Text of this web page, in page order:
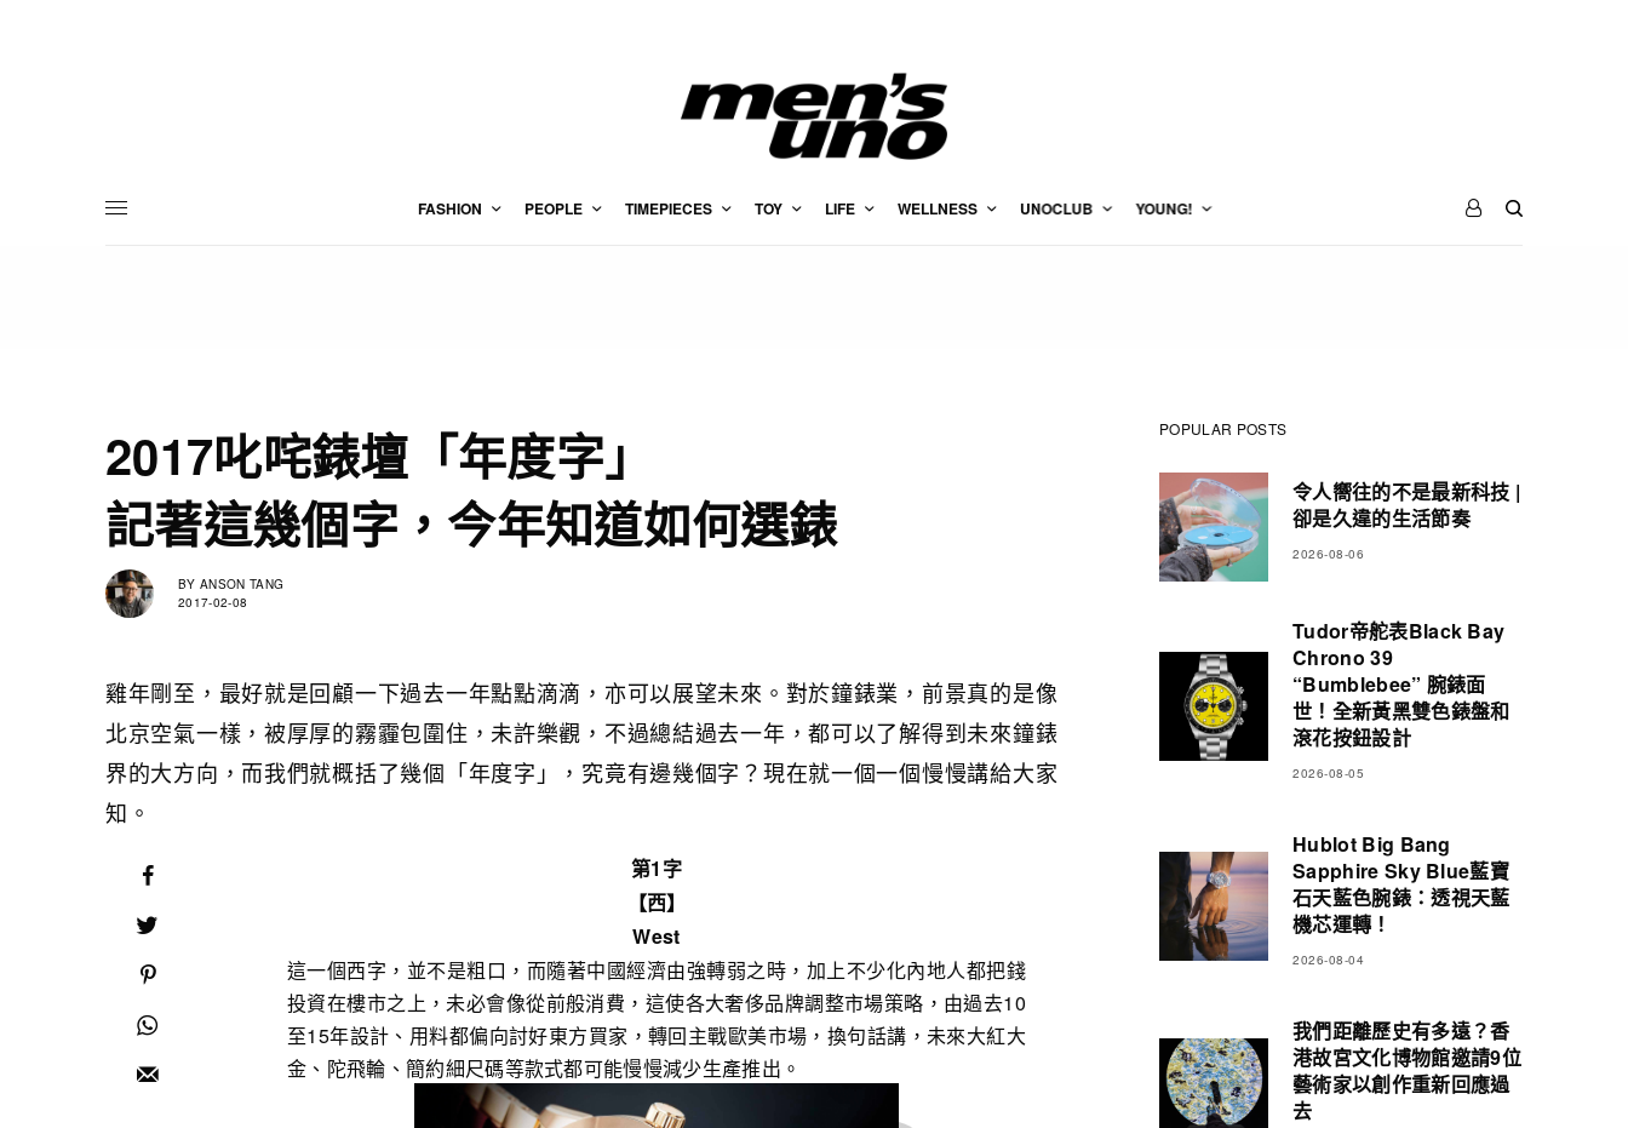
FASHION PEOPLE TIMEPIECES TOY LIFE WELLNESS UNOCLUB YOUNG!
2017叱咤錶壇「年度字」
記著這幾個字，今年知道如何選錶
BY ANSON TANG
2017-02-08
雞年剛至，最好就是回顧一下過去一年點點滴滴，亦可以展望未來。對於鐘錶業，前景真的是像
北京空氣一樣，被厚厚的霧霾包圍住，未許樂觀，不過總結過去一年，都可以了解得到未來鐘錶
界的大方向，而我們就概括了幾個「年度字」，究竟有邊幾個字？現在就一個一個慢慢講給大家
知。
第1字
【西】
West
這一個西字，並不是粗口，而隨著中國經濟由強轉弱之時，加上不少化內地人都把錢
投資在樓市之上，未必會像從前般消費，這使各大奢侈品牌調整市場策略，由過去10
至15年設計、用料都偏向討好東方買家，轉回主戰歐美市場，換句話講，未來大紅大
金、陀飛輪、簡約細尺碼等款式都可能慢慢減少生產推出。
POPULAR POSTS
令人嚮往的不是最新科技 |
卻是久違的生活節奏
2026-08-06
Tudor帝舵表Black Bay
Chrono 39
“Bumblebee” 腕錶面
世！全新黃黑雙色錶盤和
滾花按鈕設計
2026-08-05
Hublot Big Bang
Sapphire Sky Blue藍寶
石天藍色腕錶：透視天藍
機芯運轉！
2026-08-04
我們距離歷史有多遠？香
港故宮文化博物館邀請9位
藝術家以創作重新回應過
去